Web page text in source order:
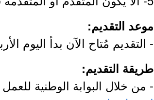
موعد التقديم:
- التقديم مُتاح الآن بدأ اليوم الأربعاء بتاريخ 2020/08/19م وينتهي يوم
طريقة التقديم:
- من خلال البوابة الوطنية